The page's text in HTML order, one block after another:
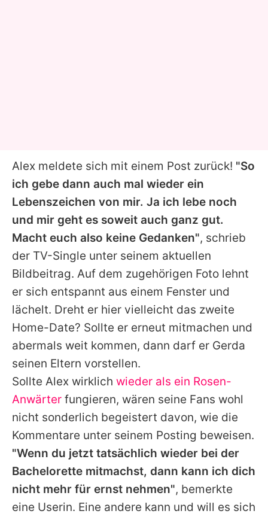
Alex meldete sich mit einem Post zurück! "So
ich gebe dann auch mal wieder ein
Lebenszeichen von mir. Ja ich lebe noch
und mir geht es soweit auch ganz gut.
Macht euch also keine Gedanken", schrieb
der TV-Single unter seinem aktuellen
Bildbeitrag. Auf dem zugehörigen Foto lehnt
er sich entspannt aus einem Fenster und
lächelt. Dreht er hier vielleicht das zweite
Home-Date? Sollte er erneut mitmachen und
abermals weit kommen, dann darf er Gerda
seinen Eltern vorstellen.
Sollte Alex wirklich wieder als ein Rosen-
Anwärter fungieren, wären seine Fans wohl
nicht sonderlich begeistert davon, wie die
Kommentare unter seinem Posting beweisen.
"Wenn du jetzt tatsächlich wieder bei der
Bachelorette mitmachst, dann kann ich dich
nicht mehr für ernst nehmen", bemerkte
eine Userin. Eine andere kann und will es sich